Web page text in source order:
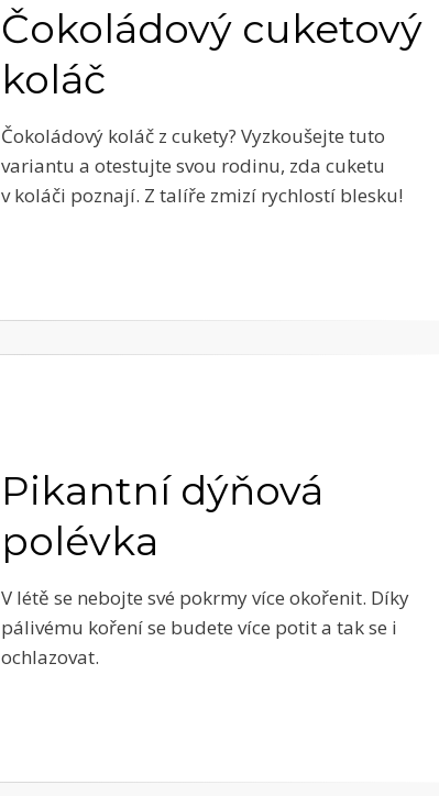
Čokoládový cuketový
koláč
Čokoládový koláč z cukety? Vyzkoušejte tuto
variantu a otestujte svou rodinu, zda cuketu
v koláči poznají. Z talíře zmizí rychlostí blesku!
Pikantní dýňová
polévka
V létě se nebojte své pokrmy více okořenit. Díky
pálivému koření se budete více potit a tak se i
ochlazovat.